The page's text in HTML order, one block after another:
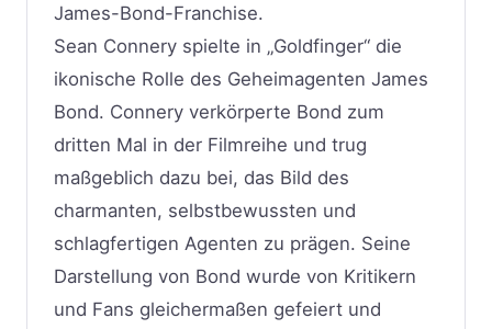
James-Bond-Franchise.
Sean Connery spielte in „Goldfinger“ die
ikonische Rolle des Geheimagenten James
Bond. Connery verkörperte Bond zum
dritten Mal in der Filmreihe und trug
maßgeblich dazu bei, das Bild des
charmanten, selbstbewussten und
schlagfertigen Agenten zu prägen. Seine
Darstellung von Bond wurde von Kritikern
und Fans gleichermaßen gefeiert und